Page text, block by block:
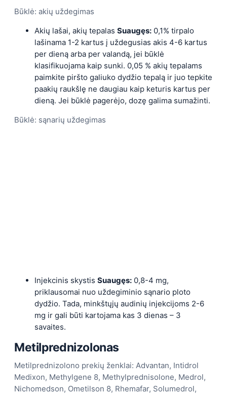
Būklė: akių uždegimas
Akių lašai, akių tepalas Suaugęs: 0,1% tirpalo
lašinama 1-2 kartus į uždegusias akis 4-6 kartus
per dieną arba per valandą, jei būklė
klasifikuojama kaip sunki. 0,05 % akių tepalams
paimkite piršto galiuko dydžio tepalą ir juo tepkite
paakių raukšlę ne daugiau kaip keturis kartus per
dieną. Jei būklė pagerėjo, dozę galima sumažinti.
Būklė: sąnarių uždegimas
Injekcinis skystis Suaugęs: 0,8-4 mg,
priklausomai nuo uždegiminio sąnario ploto
dydžio. Tada, minkštųjų audinių injekcijoms 2-6
mg ir gali būti kartojama kas 3 dienas – 3
savaites.
Metilprednizolonas
Metilprednizolono prekių ženklai: Advantan, Intidrol
Medixon, Methylgene 8, Methylprednisolone, Medrol,
Nichomedson, Ometilson 8, Rhemafar, Solumedrol,